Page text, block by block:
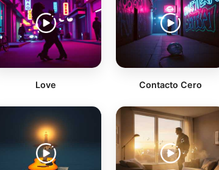
Love Contacto Cero